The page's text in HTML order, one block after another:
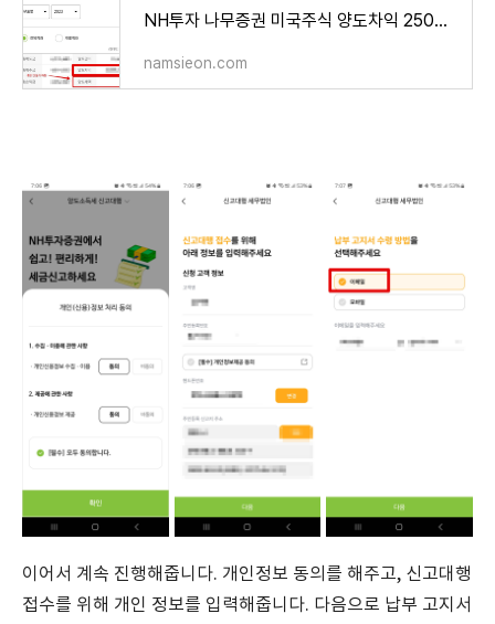
NH투자 나무증권 미국주식 양도차익 250만원 기본공제 수익실현 및 양도소득세 확인 방법
namsieon.com
이어서 계속 진행해줍니다. 개인정보 동의를 해주고, 신고대행
접수를 위해 개인 정보를 입력해줍니다. 다음으로 납부 고지서